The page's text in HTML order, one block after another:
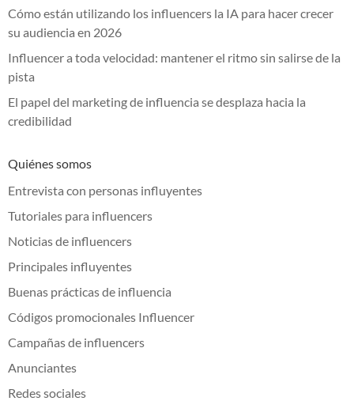
Cómo están utilizando los influencers la IA para hacer crecer
su audiencia en 2026
Influencer a toda velocidad: mantener el ritmo sin salirse de la
pista
El papel del marketing de influencia se desplaza hacia la
credibilidad
Quiénes somos
Entrevista con personas influyentes
Tutoriales para influencers
Noticias de influencers
Principales influyentes
Buenas prácticas de influencia
Códigos promocionales Influencer
Campañas de influencers
Anunciantes
Redes sociales